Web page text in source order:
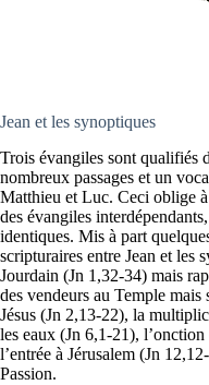
Jean et les synoptiques
Trois évangiles sont qualifiés
nombreux passages et un
Matthieu et Luc. Ceci oblige
des évangiles
identiques. Mis à part
scripturaires entre Jean et les
Jourdain (Jn 1,32-34) mais
des vendeurs au Temple
Jésus (Jn 2,13-22), la
les eaux (Jn 6,1-21),
l’entrée à Jérusalem (Jn
Passion.